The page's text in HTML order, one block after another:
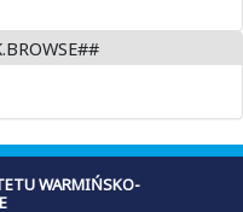
WARMIŃSKO-